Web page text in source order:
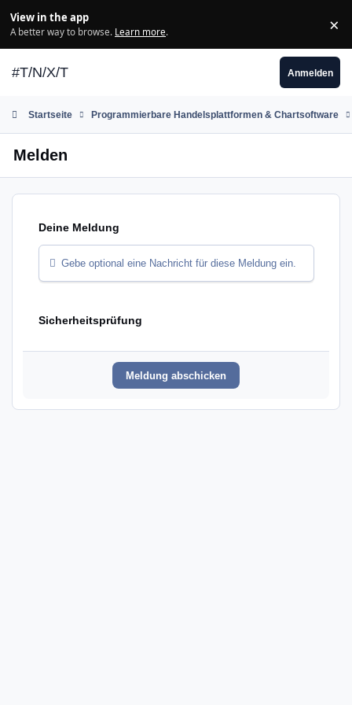
View in the app
A better way to browse. Learn more. ×
#T/N/X/T Anmelden
Startseite Programmierbare Handelsplattformen & Chartsoftware
Melden
Deine Meldung
Gebe optional eine Nachricht für diese Meldung ein.
Sicherheitsprüfung
Meldung abschicken